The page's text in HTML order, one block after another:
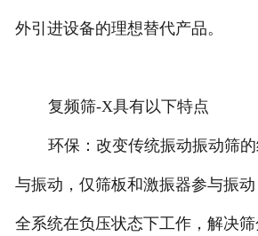
外引进设备的理想替代产品。
复频筛-X具有以下特点
环保：改变传统振动振动筛
与振动，仅筛板和激振器参与振动
全系统在负压状态下工作，解决